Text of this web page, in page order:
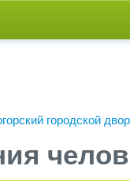
городской